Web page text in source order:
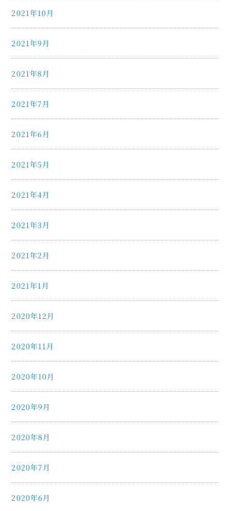
2021年10月
2021年9月
2021年8月
2021年7月
2021年6月
2021年5月
2021年4月
2021年3月
2021年2月
2021年1月
2020年12月
2020年11月
2020年10月
2020年9月
2020年8月
2020年7月
2020年6月